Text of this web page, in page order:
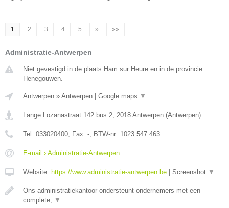
1 2 3 4 5 » »»
Administratie-Antwerpen
Niet gevestigd in de plaats Ham sur Heure en in de provincie
Henegouwen.
Antwerpen » Antwerpen Google maps ▼
Lange Lozanastraat 142 bus 2, 2018 Antwerpen (Antwerpen)
Tel: 033020400, Fax: -, BTW-nr: 1023.547.463
E-mail › Administratie-Antwerpen
Website: https://www.administratie-antwerpen.be Screenshot ▼
Ons administratiekantoor ondersteunt ondernemers met een
complete, ▼